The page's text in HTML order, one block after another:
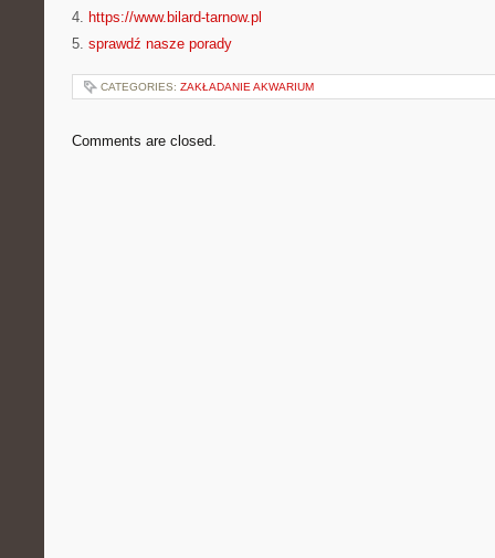
4. https://www.bilard-tarnow.pl
5. sprawdź nasze porady
CATEGORIES: ZAKŁADANIE AKWARIUM
Comments are closed.